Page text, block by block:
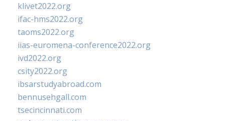
klivet2022.org
ifac-hms2022.org
taoms2022.org
iias-euromena-conference2022.org
ivd2022.org
csity2022.org
ibsarstudyabroad.com
bennusehgall.com
tsecincinnati.com